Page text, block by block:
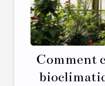
Comment